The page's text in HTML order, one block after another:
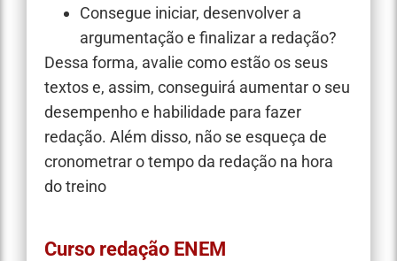
Consegue iniciar, desenvolver a
argumentação e finalizar a redação?
Dessa forma, avalie como estão os seus
textos e, assim, conseguirá aumentar o seu
desempenho e habilidade para fazer
redação. Além disso, não se esqueça de
cronometrar o tempo da redação na hora
do treino
Curso redação ENEM